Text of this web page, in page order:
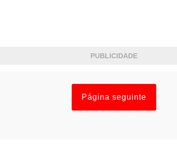
PUBLICIDADE
Página seguinte